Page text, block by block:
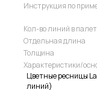
Инструкция по
Кол-во линий в
Отдельная длина
Толщина
Характеристики/
Цветные ресницы
линий)